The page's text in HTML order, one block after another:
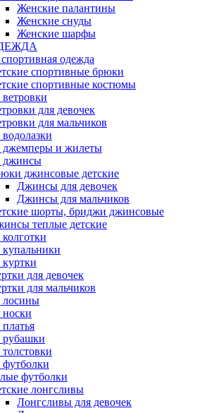
Женские палантины
Женские снуды
Женские шарфы
одежда
спортивные брюки
спортивные костюмы
для девочек
для мальчиков
джемперы и жилеты
джинсы
джинсовые детские
Джинсы для девочек
Джинсы для мальчиков
шорты, бриджи джинсовые
теплые детские
купальники
куртки
для девочек
для мальчиков
лосины
носки
рубашки
футболки
футболки
лонгсливы
Лонгсливы для девочек